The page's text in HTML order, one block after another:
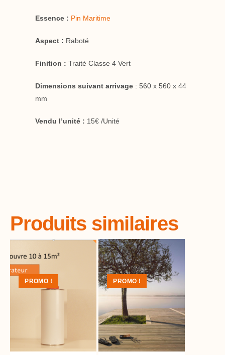
Essence : Pin Maritime
Aspect : Raboté
Finition : Traité Classe 4 Vert
Dimensions suivant arrivage : 560 x 560 x 44
mm
Vendu l’unité : 15€ /Unité
Produits similaires
PROMO ! PROMO !